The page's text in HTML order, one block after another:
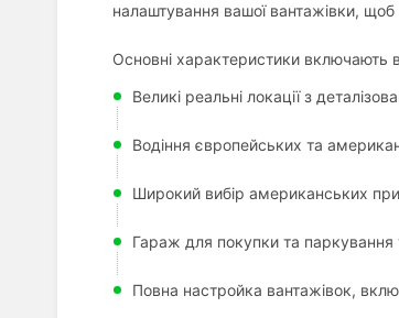
налаштування вашої вантажівки,
Основні характеристики включають
Великі реальні локації з
Водіння європейських та
Широкий вибір американських
Гараж для покупки та паркування
Повна настройка вантажівок,